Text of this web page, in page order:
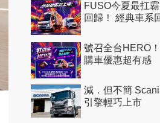
FUSO今夏最扛
回歸！ 經典車系
號召全台HERO
購車優惠超有感
減．但不簡
引擎輕巧上市